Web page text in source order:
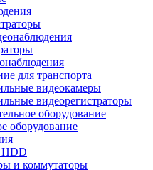
для транспорта
видеокамеры
видеорегистраторы
оборудование
оборудование
HDD
и коммутаторы